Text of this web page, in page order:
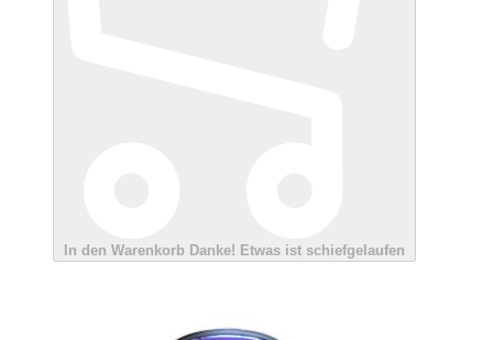
In den Warenkorb Danke! Etwas ist schiefgelaufen